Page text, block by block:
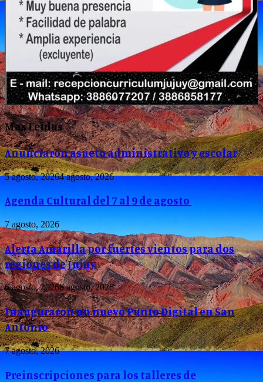
Mas Leídas
Anunciaron asueto administrativo y escolar
5 agosto, 20264 agosto, 2026
Agenda Cultural del 7 al 9 de agosto
7 agosto, 2026
Alerta Amarilla por fuertes vientos para dos
regiones de Jujuy
6 agosto, 20266 agosto, 2026
Inauguraron un nuevo Punto Digital en San
Antonio
7 agosto, 2026
Preinscripciones para los talleres de